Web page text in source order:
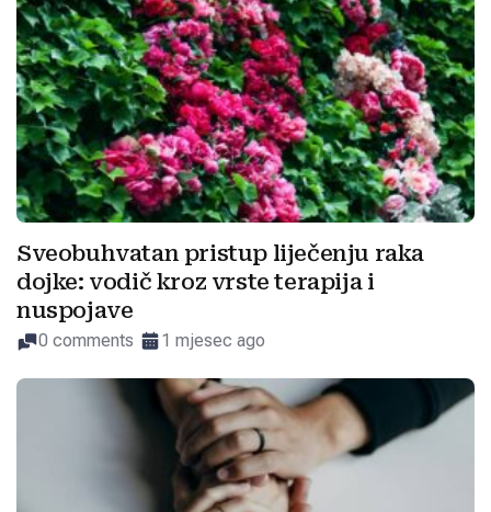
Sveobuhvatan pristup liječenju raka
dojke: vodič kroz vrste terapija i
nuspojave
0 comments 1 mjesec ago